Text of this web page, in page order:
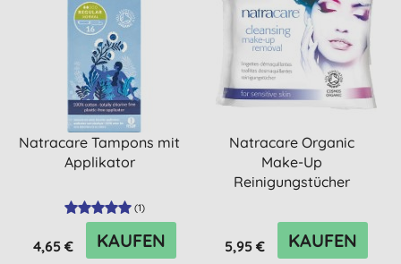
Natracare Tampons mit
Applikator
(1)
4,65 € KAUFEN
Natracare Organic
Make-Up
Reinigungstücher
5,95 € KAUFEN